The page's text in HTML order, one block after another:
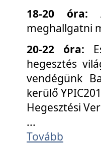
18-20 óra:
meghallgatni
20-22 óra:
hegesztés
vendégünk
kerülő
Hegesztési
...
Tovább